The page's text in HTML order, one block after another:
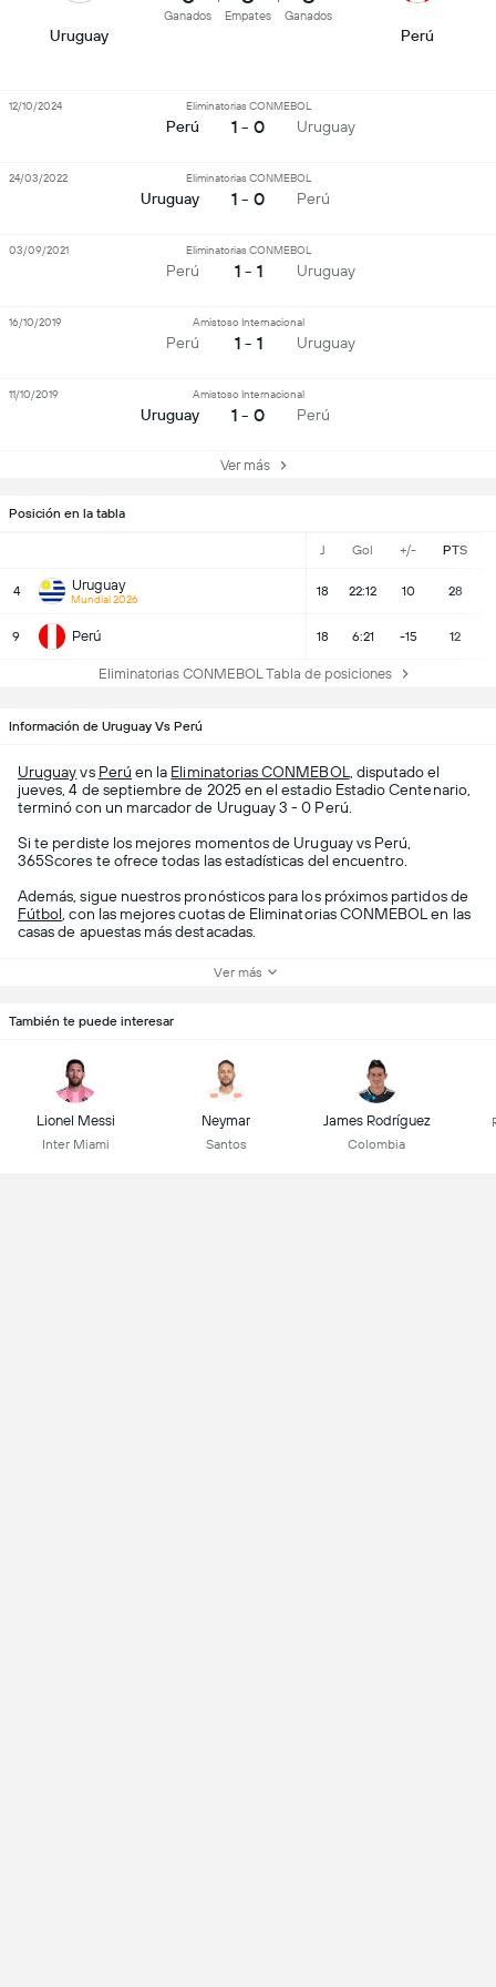
Posición en la tabla
J Gol +/- PTS
4 Uruguay
Mundial 2026
18 22:12 10 28
9 Perú 18 6:21 -15 12
Eliminatorias CONMEBOL Tabla de posiciones
Uruguay
Ganados Empates Ganados
Perú
Perú
Eliminatorias CONMEBOL
1 - 0 Uruguay
12/10/2024
Uruguay
Eliminatorias CONMEBOL
1 - 0 Perú
24/03/2022
Perú
Eliminatorias CONMEBOL
1 - 1 Uruguay
03/09/2021
Perú
Amistoso Internacional
1 - 1 Uruguay
16/10/2019
Uruguay
Amistoso Internacional
1 - 0 Perú
11/10/2019
Ver más
Información de Uruguay Vs Perú
Uruguayvs Perú en la Eliminatorias CONMEBOL
, disputado el
jueves, 4 de septiembre de 2025 en el estadio Estadio Centenario,
terminó con un marcador de Uruguay 3 - 0 Perú.
Si te perdiste los mejores momentos de Uruguay vs Perú,
365Scores te ofrece todas las estadísticas del encuentro.
Además, sigue nuestros pronósticos para los próximos partidos de
Fútbol , con las mejores cuotas de Eliminatorias CONMEBOL en las
casas de apuestas más destacadas.
Ver más
También te puede interesar
Lionel Messi
Inter Miami
Neymar
Santos
James Rodríguez
Colombia